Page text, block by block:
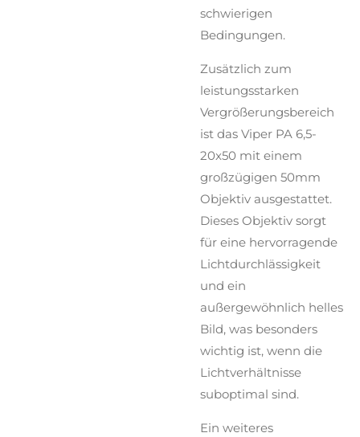
schwierigen
Bedingungen.
Zusätzlich zum
leistungsstarken
Vergrößerungsbereich
ist das Viper PA 6,5-
20x50 mit einem
großzügigen 50mm
Objektiv ausgestattet.
Dieses Objektiv sorgt
für eine hervorragende
Lichtdurchlässigkeit
und ein
außergewöhnlich helles
Bild, was besonders
wichtig ist, wenn die
Lichtverhältnisse
suboptimal sind.
Ein weiteres